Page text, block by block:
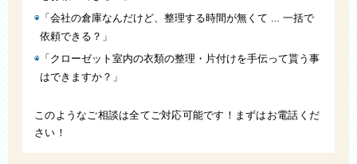
「会社の倉庫なんだけど、整理する時間が無くて … 一括で
依頼できる？」
「クローゼット室内の衣類の整理・片付けを手伝って貰う事
はできますか？」
このようなご相談は全てご対応可能です！まずはお電話くだ
さい！